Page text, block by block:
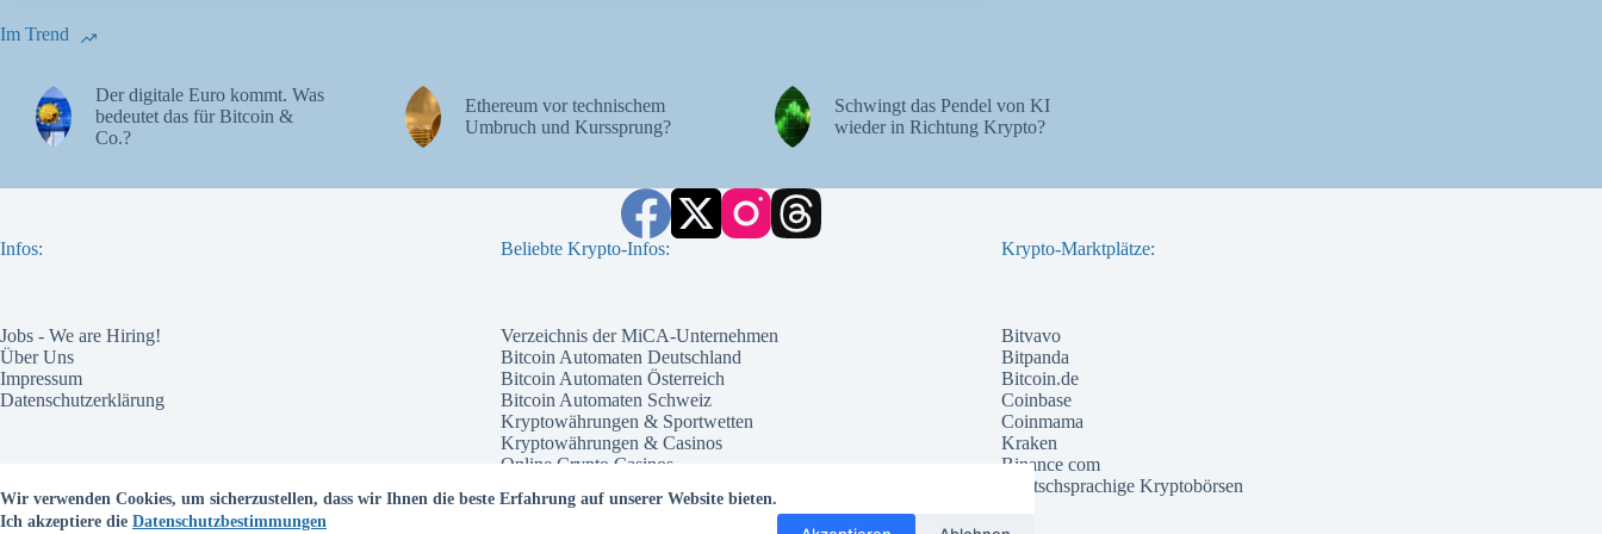
Wir verwenden Cookies, um sicherzustellen, dass wir Ihnen die beste Erfahrung auf unserer Website bieten.
Ich akzeptiere die Datenschutzbestimmungen
Im Trend
Der digitale Euro kommt. Was
bedeutet das für Bitcoin &
Co.?
Ethereum vor technischem
Umbruch und Kurssprung?
Schwingt das Pendel von KI
wieder in Richtung Krypto?
Infos:
Jobs - We are Hiring!
Über Uns
Impressum
Datenschutzerklärung
Beliebte Krypto-Infos:
Verzeichnis der MiCA-Unternehmen
Bitcoin Automaten Deutschland
Bitcoin Automaten Österreich
Bitcoin Automaten Schweiz
Kryptowährungen & Sportwetten
Kryptowährungen & Casinos
Online Crypto Casinos
Welche Kryptowährung 2026
Krypto-Marktplätze:
Bitvavo
Bitpanda
Bitcoin.de
Coinbase
Coinmama
Kraken
Binance com
Deutschsprachige Kryptobörsen